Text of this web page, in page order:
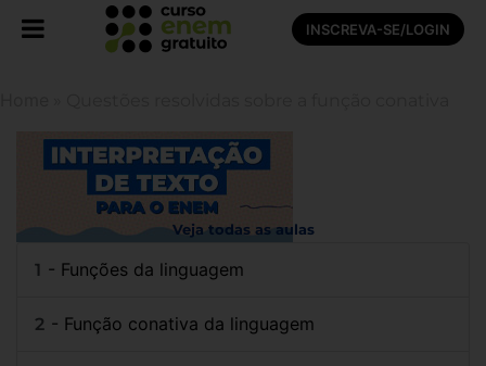
INSCREVA-SE/LOGIN
Veja todas as aulas
- Funções da linguagem
- Função conativa da linguagem